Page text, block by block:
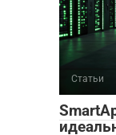
Статьи